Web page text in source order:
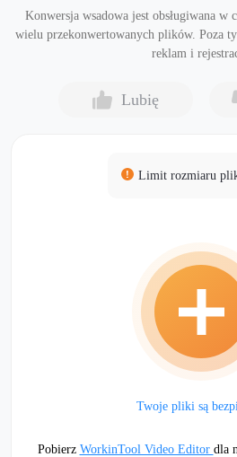
Konwersja wsadowa jest obsługiwana w
wielu przekonwertowanych plików. Poza
reklam i
Lubię
Limit rozmiaru
Twoje pliki są
Pobierz WorkinTool Video Editor dla